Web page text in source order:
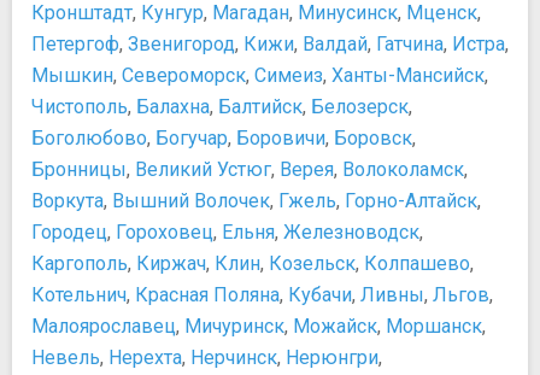
Кронштадт, Кунгур, Магадан, Минусинск, Мценск,
Петергоф, Звенигород, Кижи, Валдай, Гатчина, Истра,
Мышкин, Североморск, Симеиз, Ханты-Мансийск,
Чистополь, Балахна, Балтийск, Белозерск,
Боголюбово, Богучар, Боровичи, Боровск,
Бронницы, Великий Устюг, Верея, Волоколамск,
Воркута, Вышний Волочек, Гжель, Горно-Алтайск,
Городец, Гороховец, Ельня, Железноводск,
Каргополь, Киржач, Клин, Козельск, Колпашево,
Котельнич, Красная Поляна, Кубачи, Ливны, Льгов,
Малоярославец, Мичуринск, Можайск, Моршанск,
Невель, Нерехта, Нерчинск, Нерюнгри,